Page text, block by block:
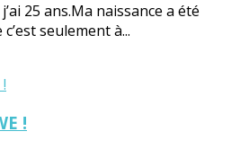
25 ans.Ma naissance a été
seulement à...
!